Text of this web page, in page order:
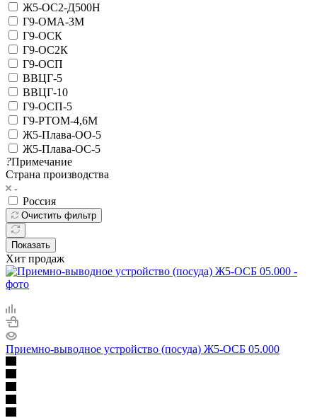
Ж5-ОС2-Д500Н
Г9-ОМА-3М
Г9-ОСК
Г9-ОС2К
Г9-ОСП
ВВЦГ-5
ВВЦГ-10
Г9-ОСП-5
Г9-РТОМ-4,6М
Ж5-Плава-ОО-5
Ж5-Плава-ОС-5
?Примечание
Страна производства
Россия
Очистить фильтр
Показать
Хит продаж
Приемно-выводное устройство (посуда) Ж5-ОСБ 05.000